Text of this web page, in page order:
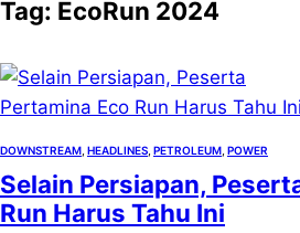
Tag: EcoRun 2024
DOWNSTREAM HEADLINES PETROLEUM POWER
Selain Persiapan,
Run Harus Tahu Ini